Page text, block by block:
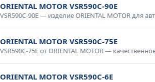
ORIENTAL MOTOR VSR590C-90E
ORIENTAL MOTOR VSR590C-75E
ORIENTAL MOTOR VSR590C-6E